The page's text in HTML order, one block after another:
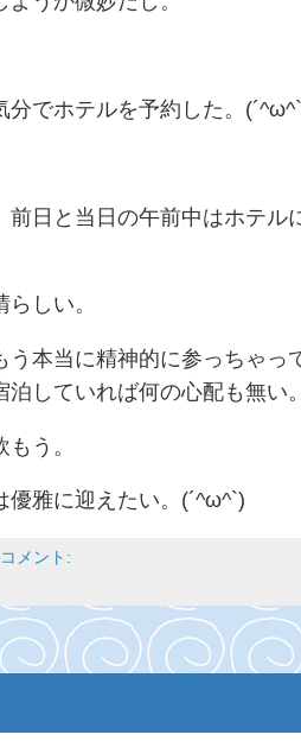
でホテルを予約した。
日と当日の午前中はホテル
しい。
本当に精神的に参っちゃっ
していれば何の心配も無い。
う。
雅に迎えたい。(´^ω^`)
メント: